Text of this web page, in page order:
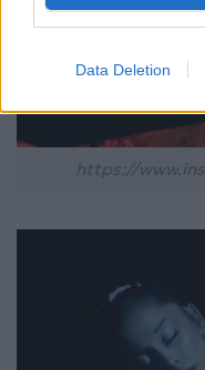
Data Deletion